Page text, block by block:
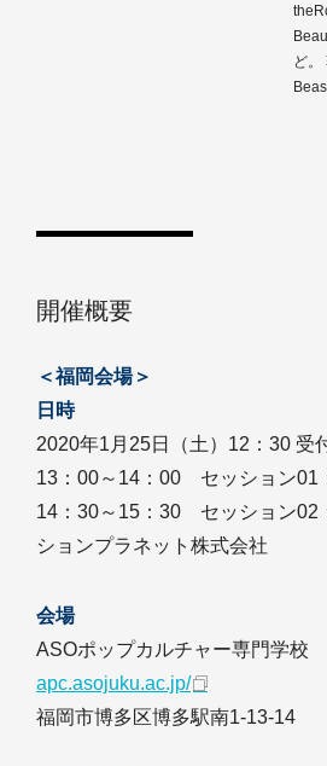
ど。
開催概要
＜福岡会場＞
日時
2020年1月25日（土）12：30 受
13：00～14：00 セッション01
14：30～15：30 セッション02
ションプラネット株式会社
会場
ASOポップカルチャー専門学校
apc.asojuku.ac.jp/
福岡市博多区博多駅南1-13-14